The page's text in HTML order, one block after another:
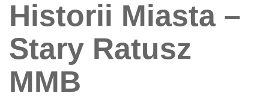
Historii Miasta –
Stary Ratusz
MMB